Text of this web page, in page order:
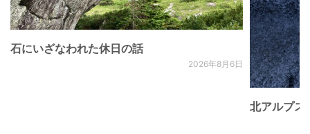
石にいざなわれた休日の話
2026年8月6日
北アルプ